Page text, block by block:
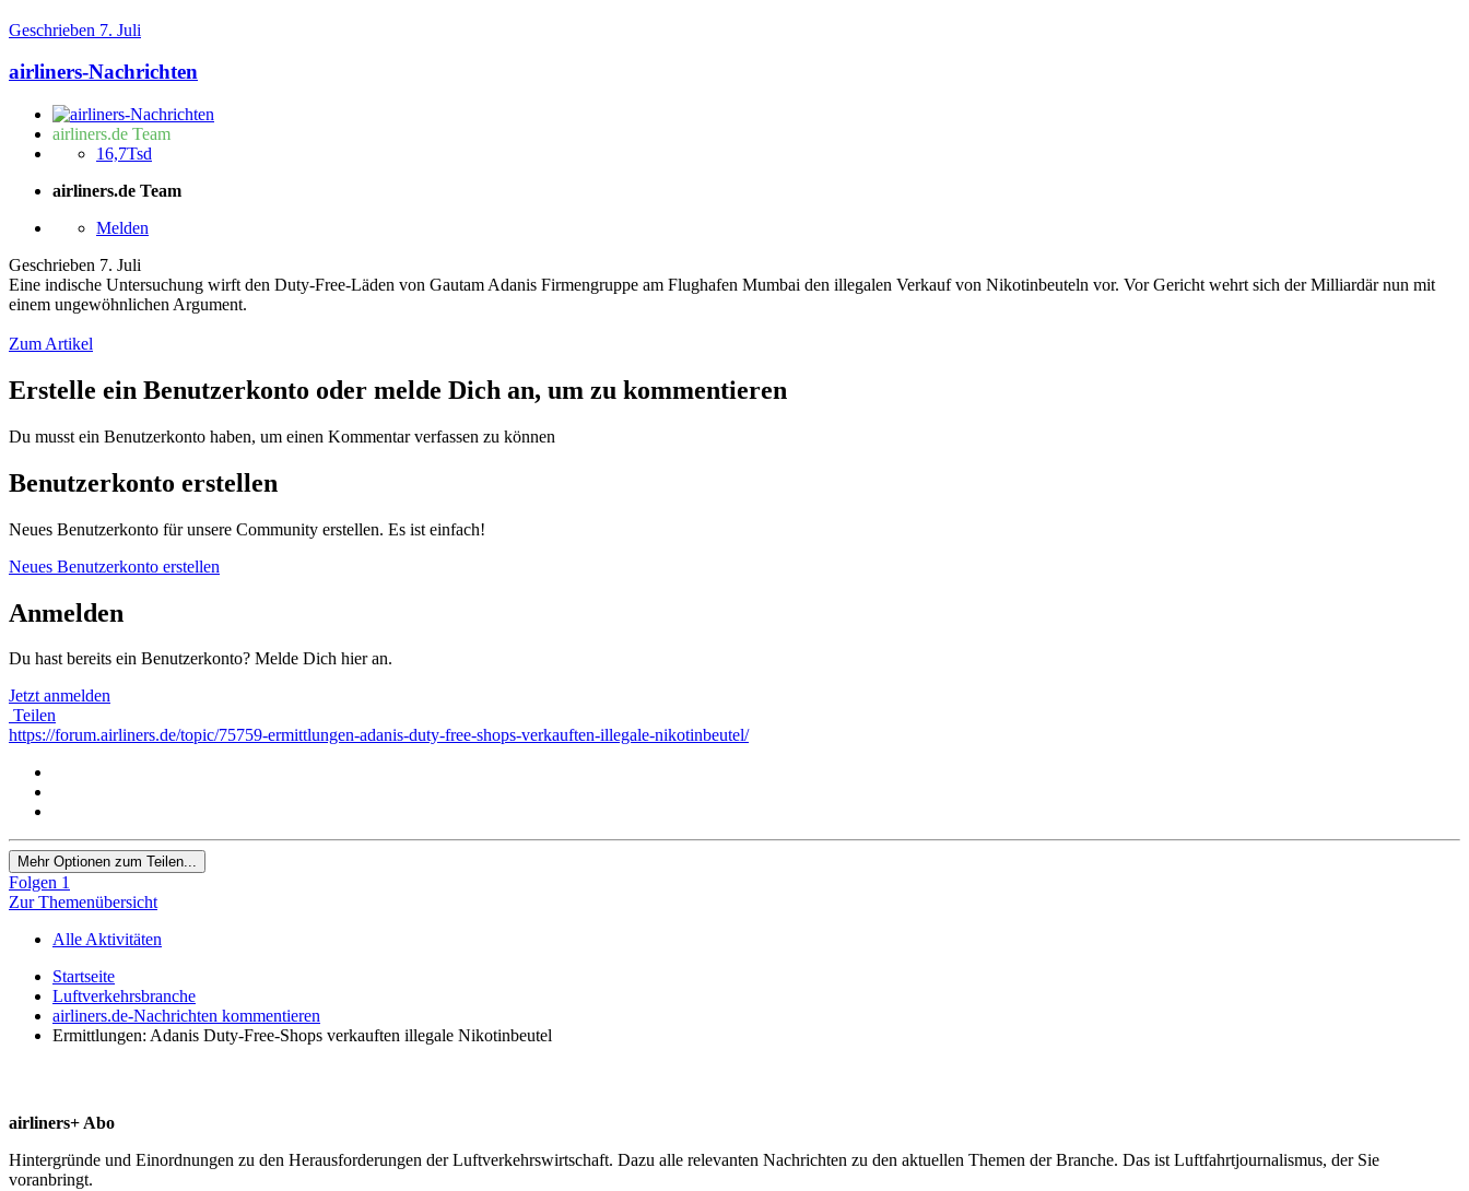
Geschrieben 7. Juli
airliners-Nachrichten
airliners.de Team
16,7Tsd
airliners.de Team
Melden
Geschrieben 7. Juli
Eine indische Untersuchung wirft den Duty-Free-Läden von Gautam Adanis Firmengruppe am Flughafen Mumbai den illegalen Verkauf von Nikotinbeuteln vor. Vor Gericht wehrt sich der Milliardär nun mit
einem ungewöhnlichen Argument.
Zum Artikel
Erstelle ein Benutzerkonto oder melde Dich an, um zu kommentieren
Du musst ein Benutzerkonto haben, um einen Kommentar verfassen zu können
Benutzerkonto erstellen
Neues Benutzerkonto für unsere Community erstellen. Es ist einfach!
Neues Benutzerkonto erstellen
Anmelden
Du hast bereits ein Benutzerkonto? Melde Dich hier an.
Jetzt anmelden
Teilen
https://forum.airliners.de/topic/75759-ermittlungen-adanis-duty-free-shops-verkauften-illegale-nikotinbeutel/
Mehr Optionen zum Teilen...
Folgen 1
Zur Themenübersicht
Alle Aktivitäten
Startseite
Luftverkehrsbranche
airliners.de-Nachrichten kommentieren
Ermittlungen: Adanis Duty-Free-Shops verkauften illegale Nikotinbeutel
airliners+ Abo
Hintergründe und Einordnungen zu den Herausforderungen der Luftverkehrswirtschaft. Dazu alle relevanten Nachrichten zu den aktuellen Themen der Branche. Das ist Luftfahrtjournalismus, der Sie
voranbringt.